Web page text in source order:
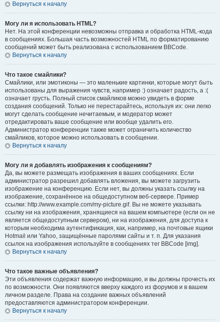
Вернуться к началу
Могу ли я использовать HTML?
Нет. На этой конференции невозможны отправка и обработка HTML-кода
в сообщениях. Большая часть возможностей HTML по форматированию
сообщений может быть реализована с использованием BBCode.
Вернуться к началу
Что такое смайлики?
Смайлики, или эмотиконы — это маленькие картинки, которые могут быть
использованы для выражения чувств, например :) означает радость, а :(
означает грусть. Полный список смайликов можно увидеть в форме
создания сообщений. Только не перестарайтесь, используя их: они легко
могут сделать сообщение нечитаемым, и модератор может
отредактировать ваше сообщение или вообще удалить его.
Администратор конференции также может ограничить количество
смайликов, которое можно использовать в сообщении.
Вернуться к началу
Могу ли я добавлять изображения к сообщениям?
Да, вы можете размещать изображения в ваших сообщениях. Если
администратор разрешил добавлять вложения, вы можете загрузить
изображение на конференцию. Если нет, вы должны указать ссылку на
изображение, сохранённое на общедоступном веб-сервере. Пример
ссылки: http://www.example.com/my-picture.gif. Вы не можете указывать
ссылку ни на изображения, хранящиеся на вашем компьютере (если он не
является общедоступным сервером), ни на изображения, для доступа к
которым необходима аутентификация, как, например, на почтовые ящики
Hotmail или Yahoo, защищённые паролями сайты и т. п. Для указания
ссылок на изображения используйте в сообщениях тег BBCode [img].
Вернуться к началу
Что такое важные объявления?
Эти объявления содержат важную информацию, и вы должны прочесть их
по возможности. Они появляются вверху каждого из форумов и в вашем
личном разделе. Права на создание важных объявлений
предоставляются администратором конференции.
Вернуться к началу